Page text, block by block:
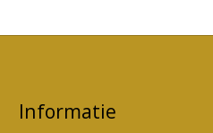
Informatie